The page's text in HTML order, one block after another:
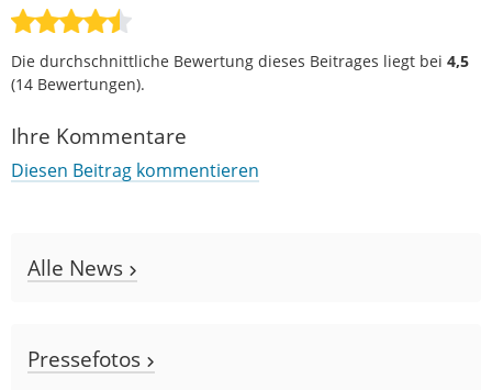
Die durchschnittliche Bewertung dieses Beitrages liegt bei 4,5
(14 Bewertungen).
Ihre Kommentare
Diesen Beitrag kommentieren
Alle News
Pressefotos